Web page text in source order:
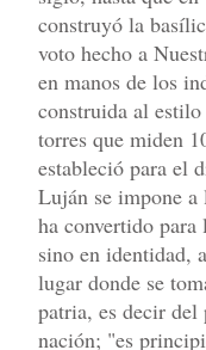
construyó la
voto hecho a
en manos de los
construida al
torres que miden
estableció para el
Luján se impone a
ha convertido
sino en identidad,
lugar donde se
patria, es decir del
nación; "es